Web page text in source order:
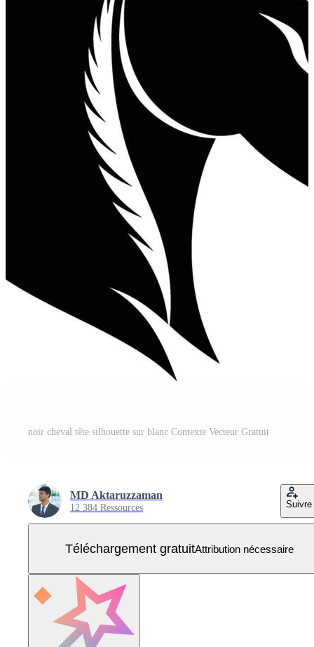
noir cheval tête silhouette sur blanc Contexte Vecteur Gratuit
MD Aktaruzzaman
12 384 Ressources Suivre
Téléchargement gratuitAttribution nécessaire